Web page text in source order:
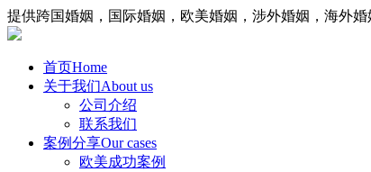
提供跨国婚姻，国际婚姻，欧美婚姻，涉外婚姻，海外婚
首页Home
关于我们About us
公司介绍
联系我们
案例分享Our cases
欧美成功案例